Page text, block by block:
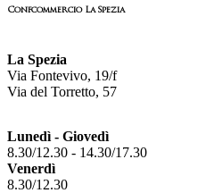
Confcommercio La Spezia
La Spezia
Via Fontevivo, 19/f
Via del Torretto, 57
Lunedì - Giovedì
8.30/12.30 - 14.30/17.30
Venerdì
8.30/12.30